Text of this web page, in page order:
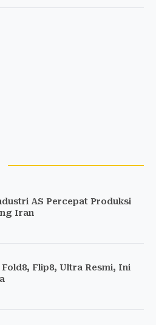
AS Percepat Produksi
Iran
Flip8, Ultra Resmi, Ini